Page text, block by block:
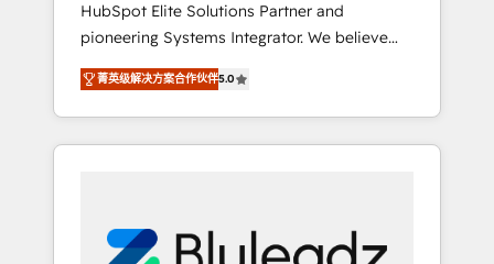
processes evolve. Since 2014, we’ve
supported 1,400+ clients across a wide range
of industries, including healthcare, software,
B2B services, manufacturing, financial
services and more. Whether clients are new
to HubSpot or expanding into more
long-term value and a consistently strong
client experience.
HubSpot Elite Solutions Partner and
pioneering Systems Integrator. We believe
technology should serve business strategy,
not the other way around. Every engagement
begins with clear objectives, customer
journey mapping, and measurable KPIs. Only
Connectors, workflows, and data
菁英级解决方案合作伙伴5.0